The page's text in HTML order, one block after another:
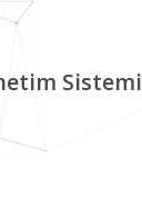
Sistemi